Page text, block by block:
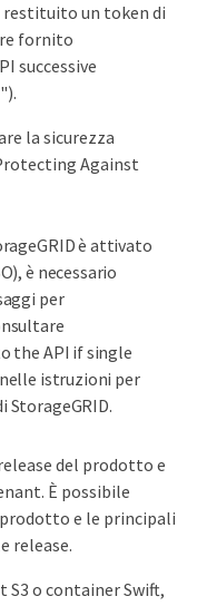
un token di
fornito
successive
la sicurezza
Against
è attivato
è necessario
per
the API if single
istruzioni per
del prodotto e
È possibile
e le principali
release.
S3 o container Swift,